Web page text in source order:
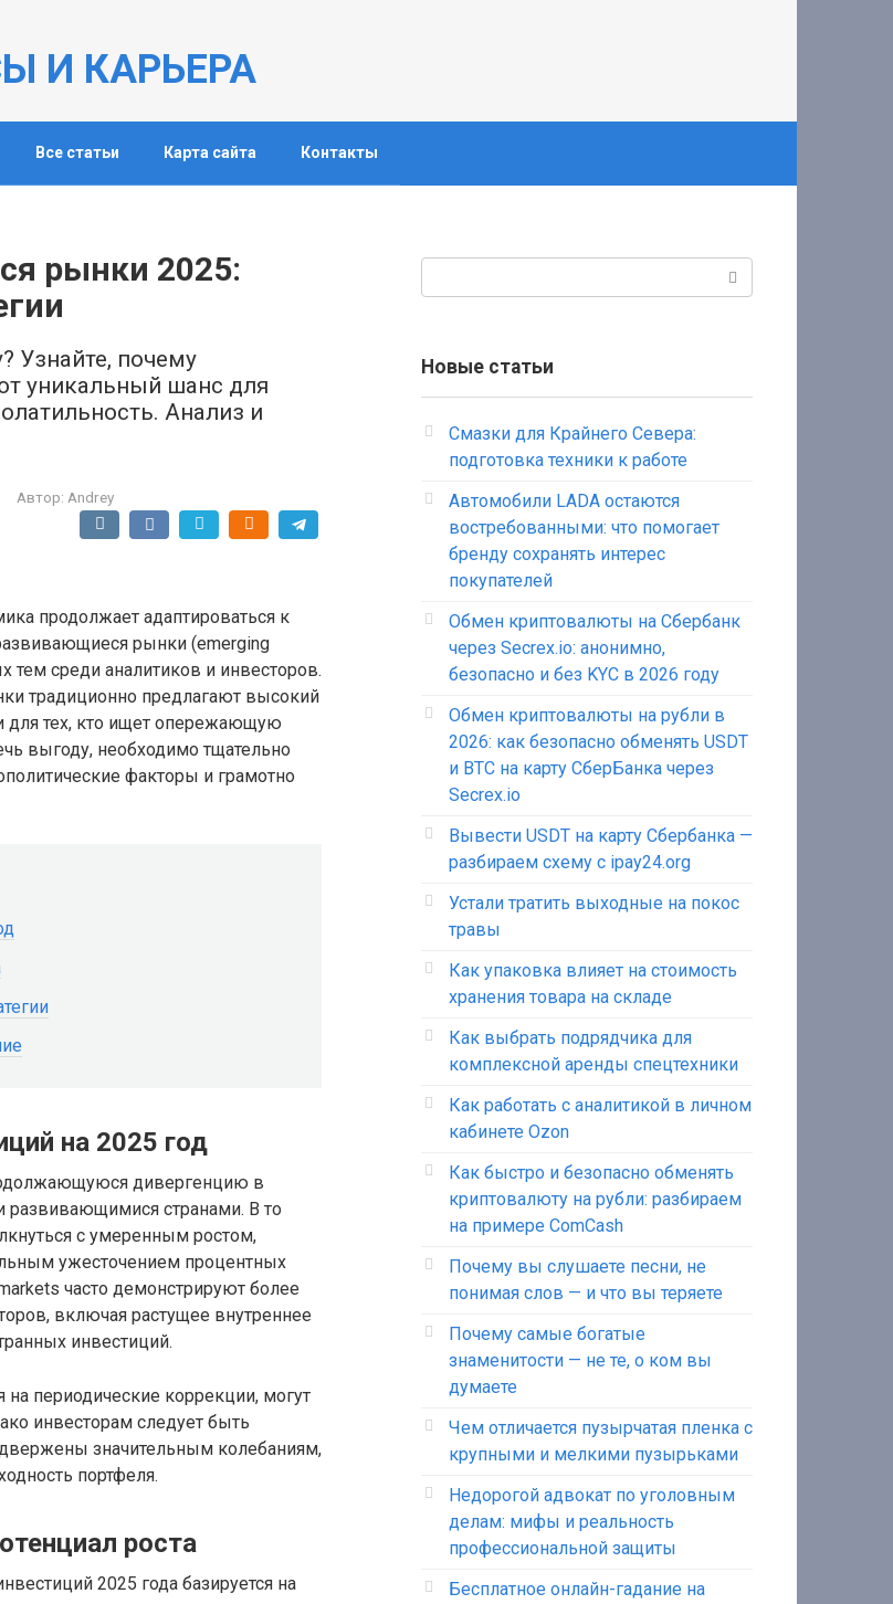
И КАРЬЕРА
Все статьи Карта сайта Контакты
рынки 2025:
Узнайте, почему
уникальный шанс для
Анализ и
Автор: Andrey
продолжает адаптироваться к
рынки (emerging
тем среди аналитиков и инвесторов.
традиционно предлагают высокий
для тех, кто ищет опережающую
выгоду, необходимо тщательно
факторы и грамотно
на 2025 год
дивергенцию в
развивающимися странами. В то
с умеренным ростом,
ужесточением процентных
часто демонстрируют более
включая растущее внутреннее
инвестиций.
периодические коррекции, могут
инвесторам следует быть
значительным колебаниям,
портфеля.
роста
2025 года базируется на
Новые статьи
Смазки для Крайнего Севера:
подготовка техники к работе
Автомобили LADA остаются
востребованными: что помогает
бренду сохранять интерес
покупателей
Обмен криптовалюты на Сбербанк
через Secrex.io: анонимно,
безопасно и без KYC в 2026 году
Обмен криптовалюты на рубли в
2026: как безопасно обменять USDT
и BTC на карту СберБанка через
Secrex.io
Вывести USDT на карту Сбербанка —
разбираем схему с ipay24.org
Устали тратить выходные на покос
травы
Как упаковка влияет на стоимость
хранения товара на складе
Как выбрать подрядчика для
комплексной аренды спецтехники
Как работать с аналитикой в личном
кабинете Ozon
Как быстро и безопасно обменять
криптовалюту на рубли: разбираем
на примере ComCash
Почему вы слушаете песни, не
понимая слов — и что вы теряете
Почему самые богатые
знаменитости — не те, о ком вы
думаете
Чем отличается пузырчатая пленка с
крупными и мелкими пузырьками
Недорогой адвокат по уголовным
делам: мифы и реальность
профессиональной защиты
Бесплатное онлайн-гадание на